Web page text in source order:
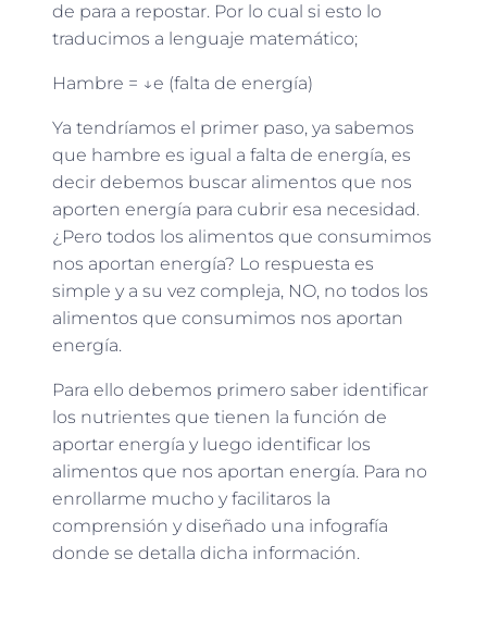
de para a repostar. Por lo cual si esto lo
traducimos a lenguaje matemático;
Hambre = ↓e (falta de energía)
Ya tendríamos el primer paso, ya sabemos
que hambre es igual a falta de energía, es
decir debemos buscar alimentos que nos
aporten energía para cubrir esa necesidad.
¿Pero todos los alimentos que consumimos
nos aportan energía? Lo respuesta es
simple y a su vez compleja, NO, no todos los
alimentos que consumimos nos aportan
energía.
Para ello debemos primero saber identificar
los nutrientes que tienen la función de
aportar energía y luego identificar los
alimentos que nos aportan energía. Para no
enrollarme mucho y facilitaros la
comprensión y diseñado una infografía
donde se detalla dicha información.